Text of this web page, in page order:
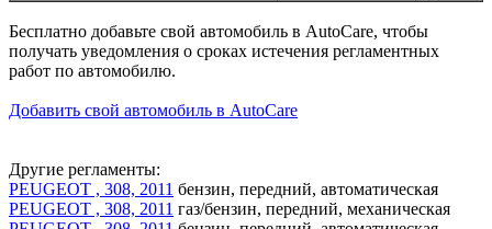
Бесплатно добавьте свой автомобиль в AutoCare, чтобы
получать уведомления о сроках истечения регламентных
работ по автомобилю.
Добавить свой автомобиль в AutoCare
Другие регламенты:
PEUGEOT , 308, 2011 бензин, передний, автоматическая
PEUGEOT , 308, 2011 газ/бензин, передний, механическая